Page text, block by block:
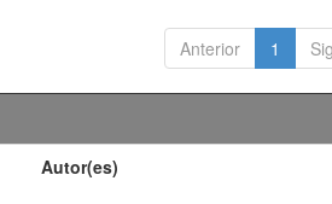
Anterior 1
Autor(es)